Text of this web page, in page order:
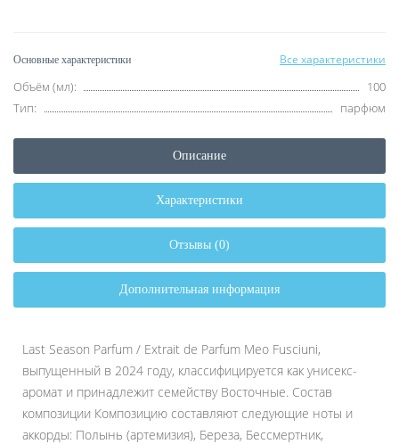
Основные характеристики Все характеристики
Объём (мл):
100
Тип:
парфюм
Описание
Характеристики
Отзывы (0)
Дополнительная информация
Last Season Parfum / Extrait de Parfum Meo Fusciuni,
выпущенный в 2024 году, классифицируется как унисекс-
аромат и принадлежит семейству Восточные. Состав
композиции Композицию составляют следующие ноты и
аккорды: Полынь (артемизия), Береза, Бессмертник,